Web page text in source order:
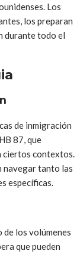
Los
los preparan
durante todo el
de inmigración
87, que
ciertos contextos.
navegar tanto las
específicas.
de los volúmenes
que pueden